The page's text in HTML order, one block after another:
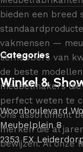
bieden een breed
vakmensen —
liefhebbers van
de beste
meubelmakers
perfect weten te
Ons assortiment
merken die al
bewijzen. Al onze
Categories
Winkel &
Woonboulevard
Meubelplein 8
2353 EX